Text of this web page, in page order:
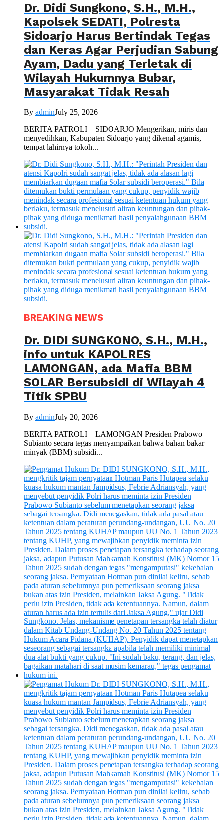
Dr. Didi Sungkono, S.H., M.H.,
Kapolsek SEDATI, Polresta
Sidoarjo Harus Bertindak Tegas
dan Keras Agar Perjudian Sabung
Ayam, Dadu yang Terletak di
Wilayah Hukumnya Bubar,
Masyarakat Tidak Resah
By adminJuly 25, 2026
BERITA PATROLI – SIDOARJO Mengerikan, miris dan
menyedihkan, Kabupaten Sidoarjo yang dikenal agamis,
tempat lahirnya tokoh...
BREAKING NEWS
Dr. DIDI SUNGKONO, S.H., M.H.,
info untuk KAPOLRES
LAMONGAN, ada Mafia BBM
SOLAR Bersubsidi di Wilayah 4
Titik SPBU
By adminJuly 20, 2026
BERITA PATROLI – LAMONGAN Presiden Prabowo
Subianto secara tegas menyampaikan bahwa bahan bakar
minyak (BBM) subsidi...